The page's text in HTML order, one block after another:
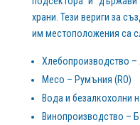
храни. Тези вериги за
им местоположения са
Хлебопроизводство –
Месо – Румъния (RO)
Вода и безалкохолни
Винопроизводство –